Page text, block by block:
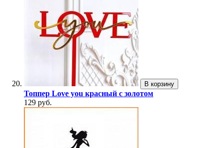
В корзину
Топпер Love you красный с золотом
129 руб.